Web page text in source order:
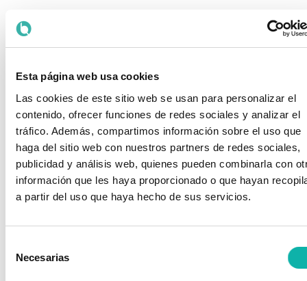
Esta página web usa cookies
Las cookies de este sitio web se usan para personalizar el
contenido, ofrecer funciones de redes sociales y analizar el
tráfico. Además, compartimos información sobre el uso que
haga del sitio web con nuestros partners de redes sociales,
publicidad y análisis web, quienes pueden combinarla con
información que les haya proporcionado o que hayan
a partir del uso que haya hecho de sus servicios.
Necesarias
¿QUIERES
INSCRIBIRTE?
Rellena el
formulario con
Realiza el pago
mediante
transferencia
bancaria.
Envíanos el
maria.rodriguez@bequinor.org
Empresa